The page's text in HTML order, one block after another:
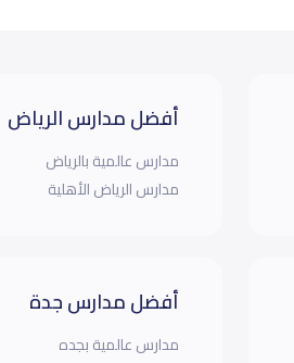
أفضل مدارس الرياض
مدارس عالمية بالرياض
مدارس الرياض الأهلية
أفضل مدارس جدة
مدارس عالمية بجده